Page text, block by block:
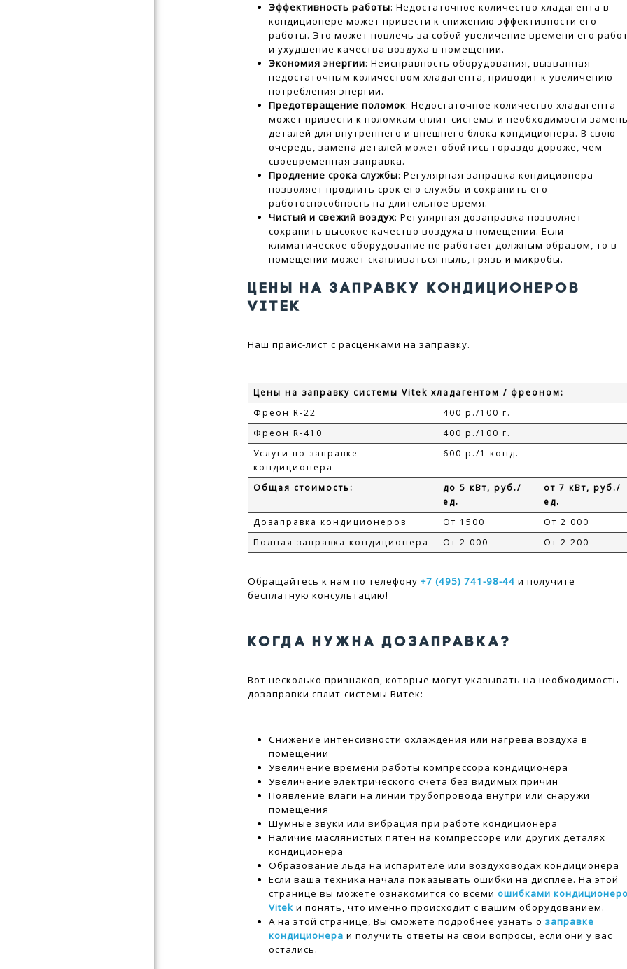
Эффективность работы: Недостаточное количество хладагента в
кондиционере может привести к снижению эффективности его
работы. Это может повлечь за собой увеличение времени его
и ухудшение качества воздуха в помещении.
Экономия энергии: Неисправность оборудования, вызванная
недостаточным количеством хладагента, приводит к увеличению
потребления энергии.
Предотвращение поломок: Недостаточное количество хладагента
может привести к поломкам сплит-системы и необходимости
деталей для внутреннего и внешнего блока кондиционера. В свою
очередь, замена деталей может обойтись гораздо дороже, чем
своевременная заправка.
Продление срока службы: Регулярная заправка кондиционера
позволяет продлить срок его службы и сохранить его
работоспособность на длительное время.
Чистый и свежий воздух: Регулярная дозаправка позволяет
сохранить высокое качество воздуха в помещении. Если
климатическое оборудование не работает должным образом, то в
помещении может скапливаться пыль, грязь и микробы.
ЦЕНЫ НА ЗАПРАВКУ КОНДИЦИОНЕРОВ
VITEK
Наш прайс-лист с расценками на заправку.
Цены на заправку системы Vitek хладагентом / фреоном:
Фреон R-22
400 р./100 г.
Фреон R-410
400 р./100 г.
Услуги по заправке
кондиционера
600 р./1 конд.
Общая стоимость:
до 5 кВт, руб./
ед.
от 7 кВт, руб./
ед.
Дозаправка кондиционеров
От 1500
От 2 000
Полная заправка кондиционера
От 2 000 От 2 200
Обращайтесь к нам по телефону+7 (495) 741-98-44 и получите
бесплатную консультацию!
КОГДА НУЖНА ДОЗАПРАВКА?
Вот несколько признаков, которые могут указывать на необходимость
дозаправки сплит-системы Витек:
Снижение интенсивности охлаждения или нагрева воздуха в
помещении
Увеличение времени работы компрессора кондиционера
Увеличение электрического счета без видимых причин
Появление влаги на линии трубопровода внутри или снаружи
помещения
Шумные звуки или вибрация при работе кондиционера
Наличие маслянистых пятен на компрессоре или других деталях
кондиционера
Образование льда на испарителе или воздуховодах кондиционера
Если ваша техника начала показывать ошибки на дисплее. На этой
странице вы можете ознакомится со всемиошибками
Vitek и понять, что именно происходит с вашим оборудованием.
А на этой странице, Вы сможете подробнее узнать озаправке
кондиционера и получить ответы на свои вопросы, если они у вас
остались.